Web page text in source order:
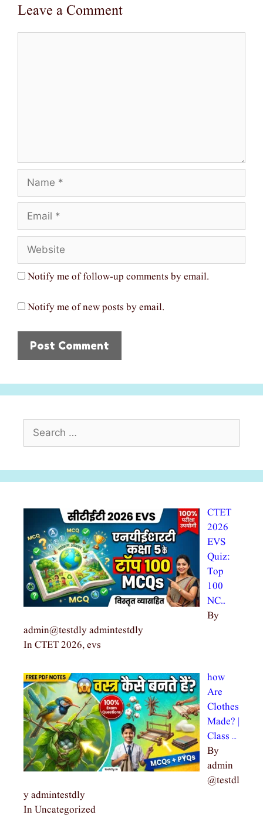
Leave a Comment
Notify me of follow-up comments by email.
Notify me of new posts by email.
CTET
2026
EVS
Quiz:
Top
100
NC…
By
admin@testdly admintestdly
In CTET 2026, evs
how
Are
Clothes
Made? |
Class …
By
admin
@testdl
y admintestdly
In Uncategorized